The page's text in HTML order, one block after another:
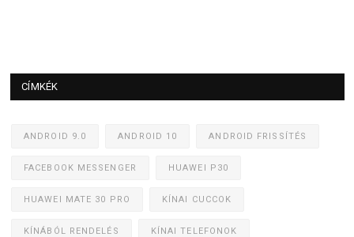
CÍMKÉK
ANDROID 9.0 ANDROID 10 ANDROID FRISSÍTÉS
FACEBOOK MESSENGER HUAWEI P30
HUAWEI MATE 30 PRO KÍNAI CUCCOK
KÍNÁBÓL RENDELÉS KÍNAI TELEFONOK